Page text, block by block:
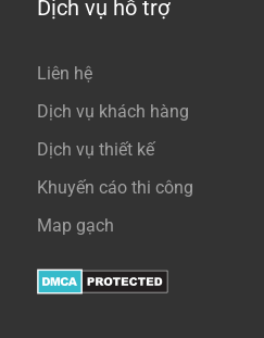
Dịch vụ hỗ trợ
Liên hệ
Dịch vụ khách hàng
Dịch vụ thiết kế
Khuyến cáo thi công
Map gạch